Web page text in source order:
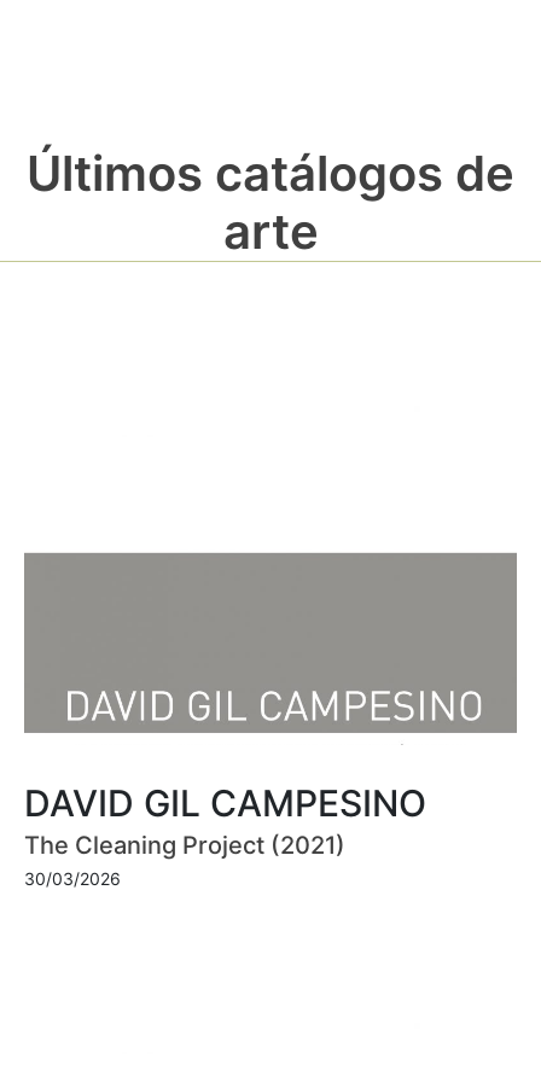
Últimos catálogos de
arte
DAVID GIL CAMPESINO
The Cleaning Project (2021)
30/03/2026